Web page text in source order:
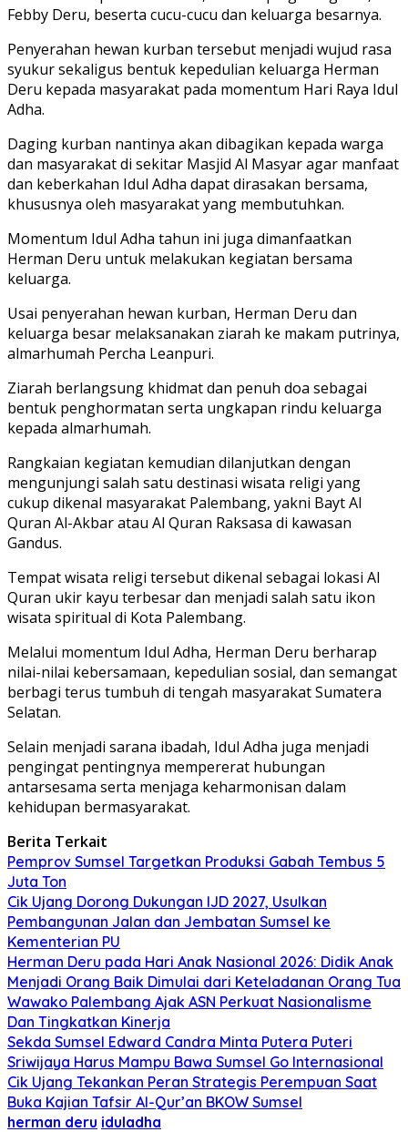
Febby Deru, beserta cucu-cucu dan keluarga besarnya.
Penyerahan hewan kurban tersebut menjadi wujud rasa
syukur sekaligus bentuk kepedulian keluarga Herman
Deru kepada masyarakat pada momentum Hari Raya Idul
Adha.
Daging kurban nantinya akan dibagikan kepada warga
dan masyarakat di sekitar Masjid Al Masyar agar manfaat
dan keberkahan Idul Adha dapat dirasakan bersama,
khususnya oleh masyarakat yang membutuhkan.
Momentum Idul Adha tahun ini juga dimanfaatkan
Herman Deru untuk melakukan kegiatan bersama
keluarga.
Usai penyerahan hewan kurban, Herman Deru dan
keluarga besar melaksanakan ziarah ke makam putrinya,
almarhumah Percha Leanpuri.
Ziarah berlangsung khidmat dan penuh doa sebagai
bentuk penghormatan serta ungkapan rindu keluarga
kepada almarhumah.
Rangkaian kegiatan kemudian dilanjutkan dengan
mengunjungi salah satu destinasi wisata religi yang
cukup dikenal masyarakat Palembang, yakni Bayt Al
Quran Al-Akbar atau Al Quran Raksasa di kawasan
Gandus.
Tempat wisata religi tersebut dikenal sebagai lokasi Al
Quran ukir kayu terbesar dan menjadi salah satu ikon
wisata spiritual di Kota Palembang.
Melalui momentum Idul Adha, Herman Deru berharap
nilai-nilai kebersamaan, kepedulian sosial, dan semangat
berbagi terus tumbuh di tengah masyarakat Sumatera
Selatan.
Selain menjadi sarana ibadah, Idul Adha juga menjadi
pengingat pentingnya mempererat hubungan
antarsesama serta menjaga keharmonisan dalam
kehidupan bermasyarakat.
Berita Terkait
Pemprov Sumsel Targetkan Produksi Gabah Tembus 5
Juta Ton
Cik Ujang Dorong Dukungan IJD 2027, Usulkan
Pembangunan Jalan dan Jembatan Sumsel ke
Kementerian PU
Herman Deru pada Hari Anak Nasional 2026: Didik Anak
Menjadi Orang Baik Dimulai dari Keteladanan Orang Tua
Wawako Palembang Ajak ASN Perkuat Nasionalisme
Dan Tingkatkan Kinerja
Sekda Sumsel Edward Candra Minta Putera Puteri
Sriwijaya Harus Mampu Bawa Sumsel Go Internasional
Cik Ujang Tekankan Peran Strategis Perempuan Saat
Buka Kajian Tafsir Al-Qur’an BKOW Sumsel
herman deru iduladha